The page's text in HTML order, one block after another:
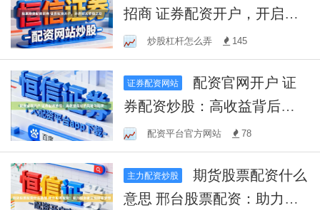
招商 证券配资开户，开启财
富增值之路
炒股杠杆怎么弄 145
证券配资网站
券配资炒股：高收益背后的
风险与陷阱
配资平台官方网站 78
主力配资炒股
期货股票配资什么
意思 邢台股票配资：助力投